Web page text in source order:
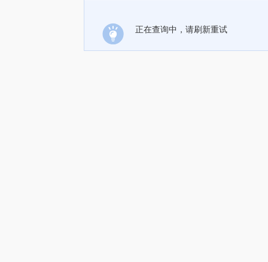
正在查询中，请刷新重试